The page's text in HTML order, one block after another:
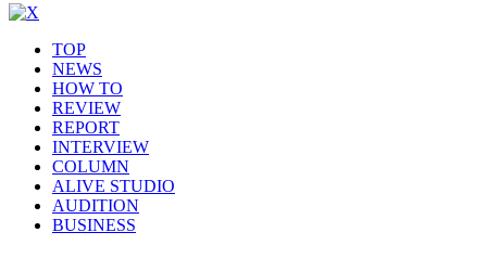
TOP
NEWS
HOW TO
REVIEW
REPORT
INTERVIEW
COLUMN
ALIVE STUDIO
AUDITION
BUSINESS